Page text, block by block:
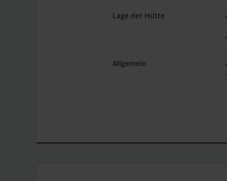
Lage der Hütte
Allgemein